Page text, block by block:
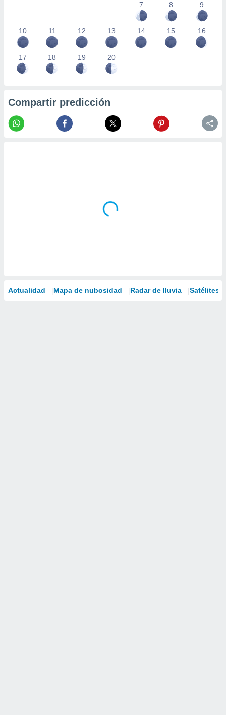
7
8 9
10 11 12 13 14 15 16
17 18 19 20
Compartir predicción
Actualidad Mapa de nubosidad Radar de lluvia Satélites